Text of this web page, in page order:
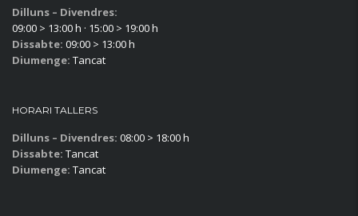
Dilluns – Divendres:
09:00 > 13:00 h · 15:00 > 19:00 h
Dissabte: 09:00 > 13:00 h
Diumenge: Tancat
HORARI TALLERS
Dilluns – Divendres: 08:00 > 18:00 h
Dissabte: Tancat
Diumenge: Tancat